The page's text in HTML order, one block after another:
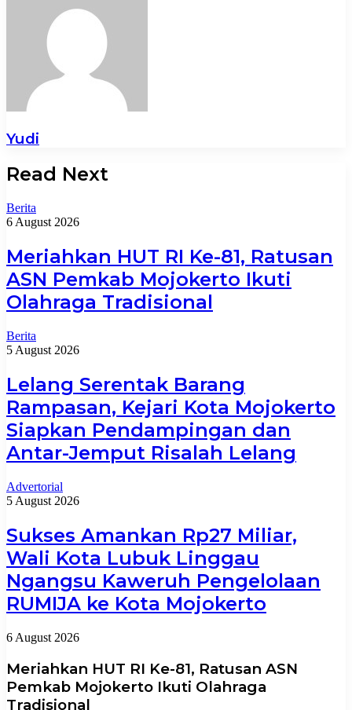
Yudi
Read Next
Berita
6 August 2026
Meriahkan HUT RI Ke-81, Ratusan
ASN Pemkab Mojokerto Ikuti
Olahraga Tradisional
Berita
5 August 2026
Lelang Serentak Barang
Rampasan, Kejari Kota Mojokerto
Siapkan Pendampingan dan
Antar-Jemput Risalah Lelang
Advertorial
5 August 2026
Sukses Amankan Rp27 Miliar,
Wali Kota Lubuk Linggau
Ngangsu Kaweruh Pengelolaan
RUMIJA ke Kota Mojokerto
6 August 2026
Meriahkan HUT RI Ke-81, Ratusan ASN
Pemkab Mojokerto Ikuti Olahraga
Tradisional